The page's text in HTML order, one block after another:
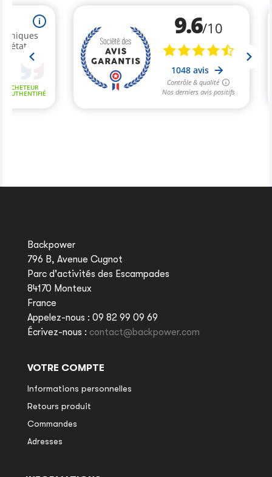
Backpower
796 B, Avenue Cugnot
Parc d'activités des Escampades
84170 Monteux
France
Appelez-nous : 09 82 99 09 69
Écrivez-nous : contact@backpower.com
VOTRE COMPTE
Informations personnelles
Retours produit
Commandes
Adresses